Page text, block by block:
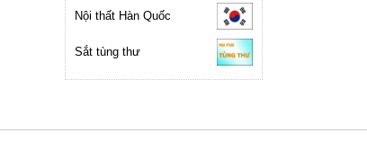
Nội thất Hàn Quốc
Sắt tùng thư